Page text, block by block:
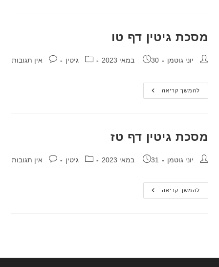
מסכת גיטין דף טו
מחבר:יוני גוטמן פורסם:
30 במאי 2023 קטגוריה:
גיטין תגובות:אין תגובות
להמשך קריאהמסכת
גיטין
מסכת גיטין דף טז
מחבר:יוני גוטמן פורסם:
31 במאי 2023 קטגוריה:
גיטין תגובות:אין תגובות
להמשך קריאהמסכת
גיטין